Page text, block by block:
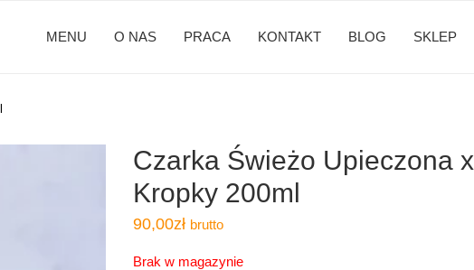
MENU O NAS PRACA KONTAKT BLOG SKLEP
Czarka Świeżo Upieczona x
Kropky 200ml
90,00zł brutto
Brak w magazynie